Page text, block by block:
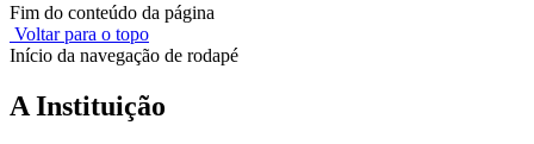
Fim do conteúdo da página
Voltar para o topo
Início da navegação de rodapé
A Instituição